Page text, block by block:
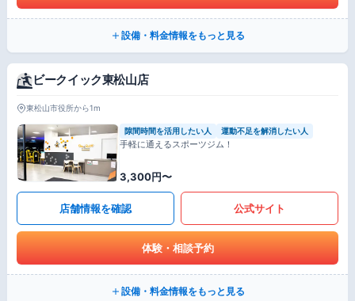
設備・料金情報をもっと見る
ビークイック東松山店
東松山市役所から1m
隙間時間を活用したい人 運動不足を解消したい人
手軽に通えるスポーツジム！
3,300円〜
店舗情報を確認 公式サイト
体験・相談予約
設備・料金情報をもっと見る